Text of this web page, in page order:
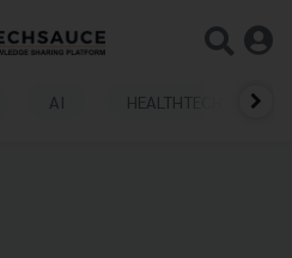
AI HEALTHTECH